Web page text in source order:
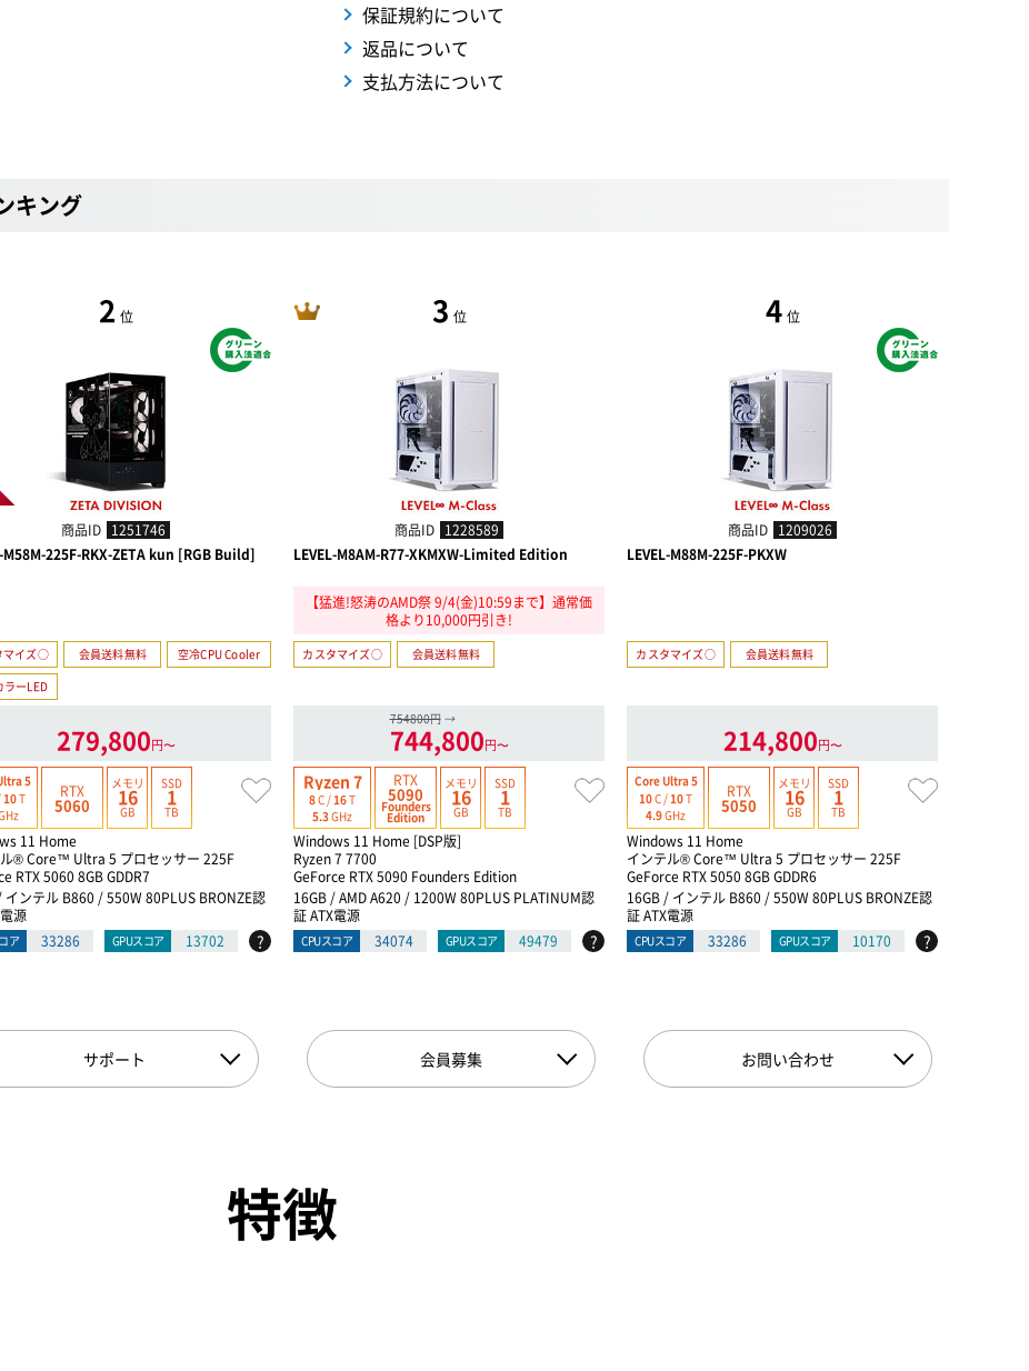
保証規約について
返品について
支払方法について
キング
2 位
商品ID 1251746
M58M-225F-RKX-ZETA kun [RGB Build]
マイズ○ 会員送料無料
空冷CPU Cooler
ラーLED
279,800円〜
5
10T
RTX
5060
メモリ
16
GB
SSD
1
TB
11 Home
® Core™ Ultra 5 プロセッサー 225F
RTX 5060 8GB GDDR7
インテル B860 / 550W 80PLUS BRONZE認
源
ア 33286 GPUスコア 13702 ?
3 位
商品ID 1228589
LEVEL-M8AM-R77-XKMXW-Limited Edition
【猛進!怒涛のAMD祭 9/4(金)10:59まで】通常価
格より10,000円引き!
カスタマイズ○ 会員送料無料
754800円 →
744,800円〜
Ryzen 7
8C /16T
5.3GHz
RTX
5090
Founders
Edition
メモリ
16
GB
SSD
1
TB
Windows 11 Home [DSP版]
Ryzen 7 7700
GeForce RTX 5090 Founders Edition
16GB / AMD A620 / 1200W 80PLUS PLATINUM認
証 ATX電源
CPUスコア 34074 GPUスコア 49479 ?
4 位
商品ID 1209026
LEVEL-M88M-225F-PKXW
カスタマイズ○ 会員送料無料
214,800円〜
Core Ultra 5
10C / 10T
4.9GHz
RTX
5050
メモリ
16
GB
SSD
1
TB
Windows 11 Home
インテル® Core™ Ultra 5 プロセッサー 225F
GeForce RTX 5050 8GB GDDR6
16GB / インテル B860 / 550W 80PLUS BRONZE認
証 ATX電源
CPUスコア 33286 GPUスコア 10170 ?
サポート 会員募集 お問い合わせ
特徴